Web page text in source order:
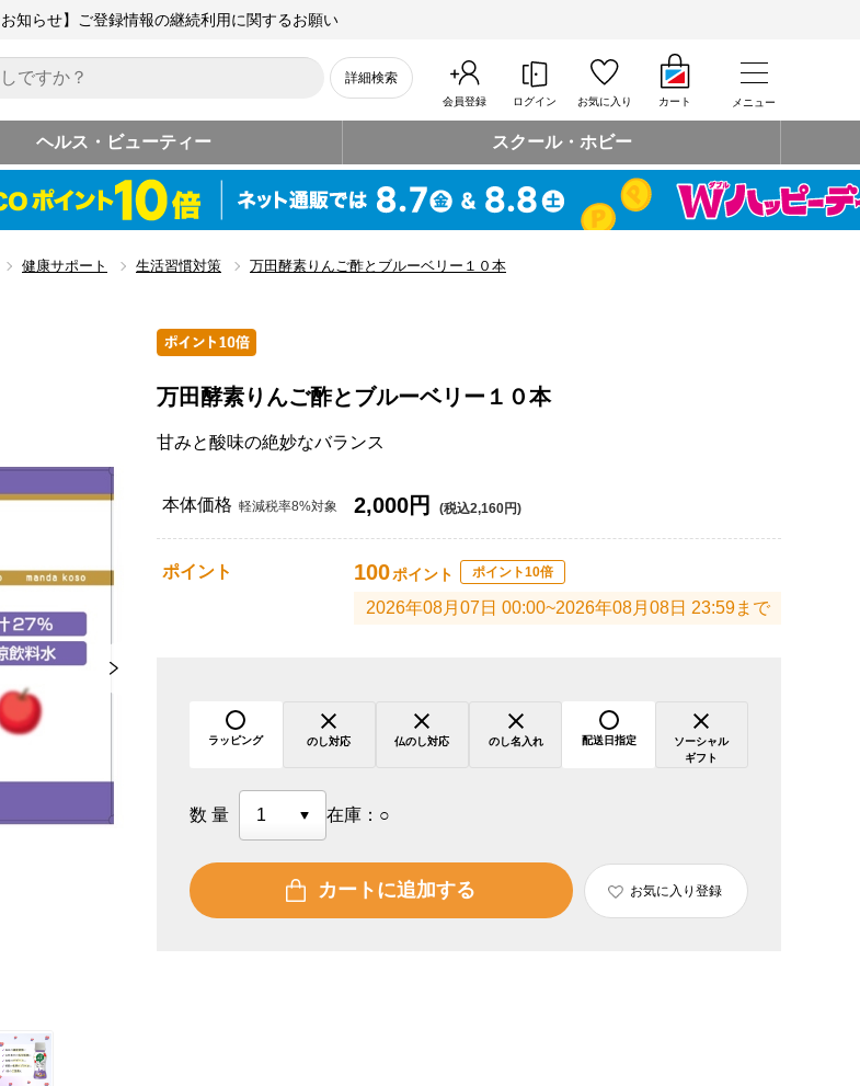
お知らせ】ご登録情報の継続利用に関するお願い
詳細検索
会員登録 ログイン お気に入り カート メニュー
ヘルス・ビューティー スクール・ホビー
健康サポート 生活習慣対策 万田酵素りんご酢とブルーベリー１０本
万田酵素りんご酢とブルーベリー１０本
甘みと酸味の絶妙なバランス
本体価格 軽減税率8%対象 2,000円 (税込2,160円)
ポイント 100ポイント ポイント10倍
2026年08月07日 00:00~2026年08月08日 23:59まで
ラッピング のし対応 仏のし対応 のし名入れ 配送日指定
ソーシャル
ギフト
数量 在庫： ○
カートに追加する お気に入り登録